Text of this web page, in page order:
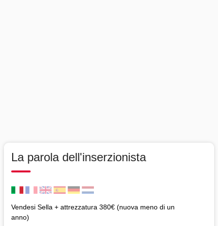
La parola dell'inserzionista
Vendesi Sella + attrezzatura 380€ (nuova meno di un
anno)